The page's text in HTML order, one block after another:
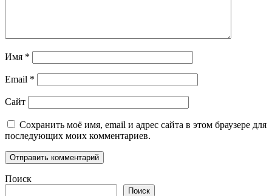
Имя *
Email *
Сайт
Сохранить моё имя, email и адрес сайта в этом браузере для
последующих моих комментариев.
Поиск
Поиск